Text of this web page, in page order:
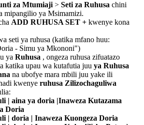
za Mtumiaji > Seti za Ruhusa chini
mipangilio ya Msimamizi.
ADD RUHUSA SET + kwenye kona
seti ya ruhusa (katika mfano huu:
- Simu ya Mkononi")
ya Ruhusa , ongeza ruhusa zifuatazo
katika upau wa kutafutia juu ya Ruhusa
na ubofye mara mbili juu yake ili
kwenye ruhusa Zilizochaguliwa
:
| aina ya doria |Inaweza Kutazama
Doria
| doria | Inaweza Kuongeza Doria